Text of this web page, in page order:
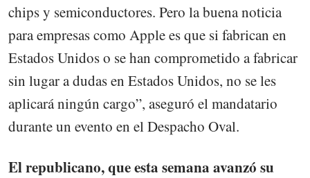
chips y semiconductores. Pero la buena noticia
para empresas como Apple es que si fabrican en
Estados Unidos o se han comprometido a fabricar
sin lugar a dudas en Estados Unidos, no se les
aplicará ningún cargo”, aseguró el mandatario
durante un evento en el Despacho Oval.
El republicano, que esta semana avanzó su